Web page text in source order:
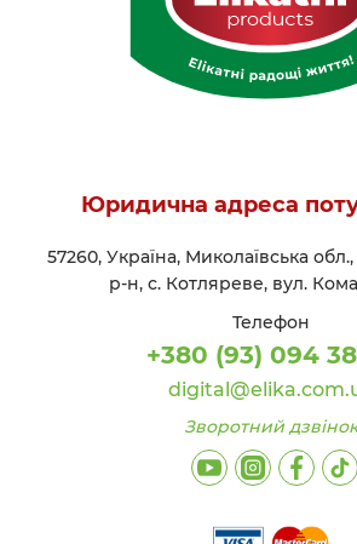
Юридична адреса
57260, Україна, Миколаївська
р-н, с. Котляреве, вул.
Телефон
+380 (93) 094
Зворотний дзвінок